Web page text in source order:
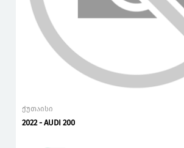
ქუთაისი
2022 - AUDI 200